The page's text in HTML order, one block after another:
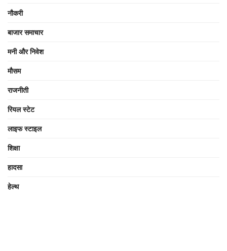
नौकरी
बाजार समाचार
मनी और निवेश
मौसम
राजनीती
रियल स्टेट
लाइफ स्टाइल
शिक्षा
हादसा
हेल्थ